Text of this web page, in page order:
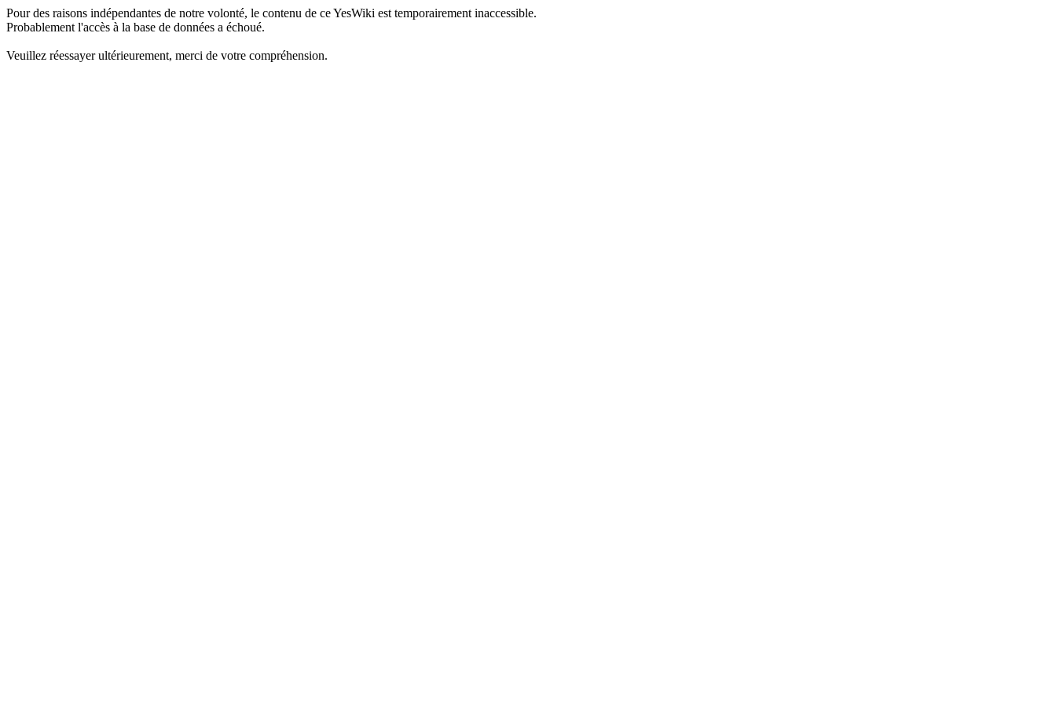
Pour des raisons indépendantes de notre volonté, le contenu de ce YesWiki est temporairement inaccessible.
Probablement l'accès à la base de données a échoué.
Veuillez réessayer ultérieurement, merci de votre compréhension.